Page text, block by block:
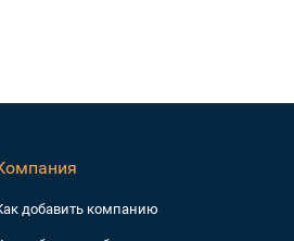
добавить компанию